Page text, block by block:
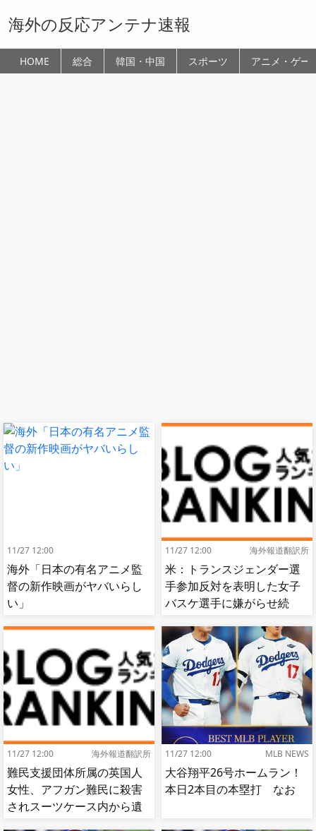
海外の反応アンテナ速報
HOME 総合 韓国・中国 スポーツ アニメ・ゲー
11/27 12:00
海外「日本の有名アニメ監
督の新作映画がヤバいらし
い」
11/27 12:00 海外報道翻訳所
米：トランスジェンダー選
手参加反対を表明した女子
バスケ選手に嫌がらせ続
肘鉄を顔面に食らう[海外の
反応]
11/27 12:00 海外報道翻訳所
難民支援団体所属の英国人
女性、アフガン難民に殺害
されスーツケース内から遺
11/27 12:00 MLB NEWS
大谷翔平26号ホームラン！
本日2本目の本塁打 なお